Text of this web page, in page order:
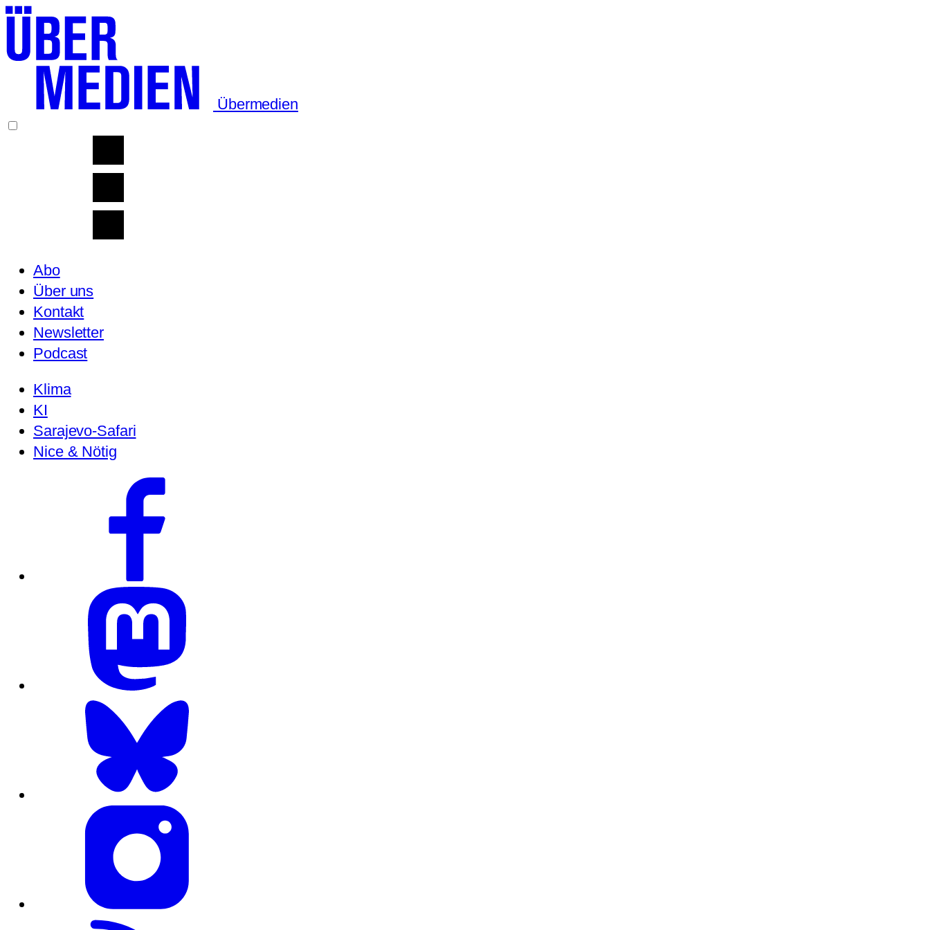
Übermedien
Abo
Über uns
Kontakt
Newsletter
Podcast
Klima
KI
Sarajevo-Safari
Nice & Nötig